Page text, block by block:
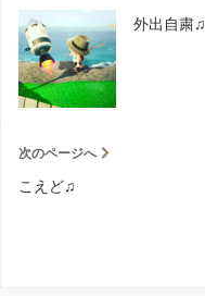
外出自粛♫
次のページへ
こえど♫